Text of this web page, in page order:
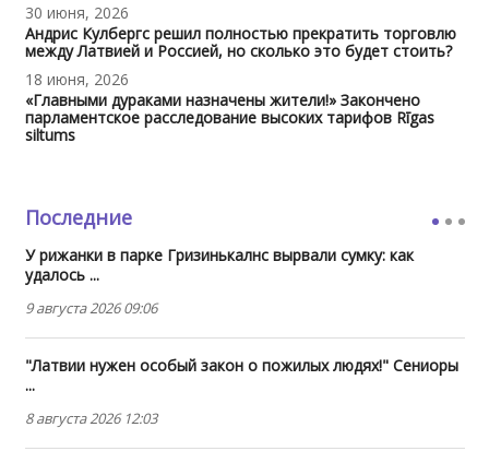
30 июня, 2026
Андрис Кулбергс решил полностью прекратить торговлю
между Латвией и Россией, но сколько это будет стоить?
18 июня, 2026
«Главными дураками назначены жители!» Закончено
парламентское расследование высоких тарифов Rīgas
siltums
Последние
У рижанки в парке Гризинькалнс вырвали сумку: как
удалось ...
9 августа 2026 09:06
"Латвии нужен особый закон о пожилых людях!" Сениоры
...
8 августа 2026 12:03